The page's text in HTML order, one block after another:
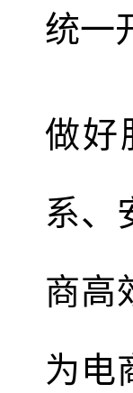
统一
做好
系、
商高
为电